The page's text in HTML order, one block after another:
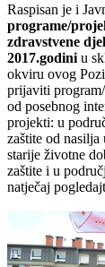
Raspisan je i
programe/
zdravstvene
2017.godini u
okviru ovog
prijaviti
od posebnog
projekti: u
zaštite od
starije životne
zaštite i u
natječaj